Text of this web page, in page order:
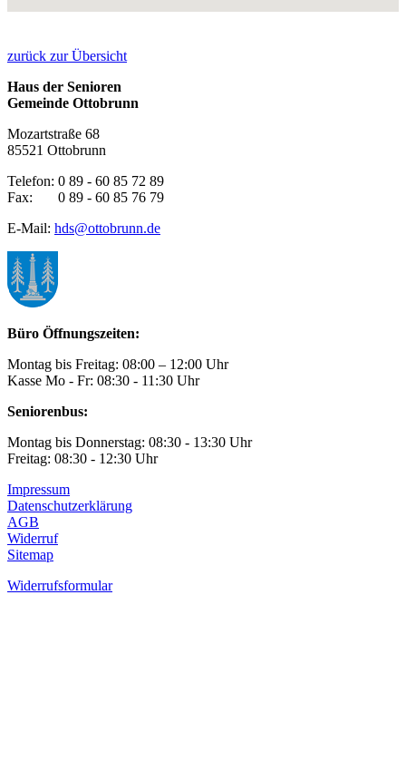
zurück zur Übersicht
Haus der Senioren
Gemeinde Ottobrunn
Mozartstraße 68
85521 Ottobrunn
Telefon: 0 89 - 60 85 72 89
Fax: 0 89 - 60 85 76 79
E-Mail: hds@ottobrunn.de
Büro Öffnungszeiten:
Montag bis Freitag: 08:00 – 12:00 Uhr
Kasse Mo - Fr: 08:30 - 11:30 Uhr
Seniorenbus:
Montag bis Donnerstag: 08:30 - 13:30 Uhr
Freitag: 08:30 - 12:30 Uhr
Impressum
Datenschutzerklärung
AGB
Widerruf
Sitemap
Widerrufsformular